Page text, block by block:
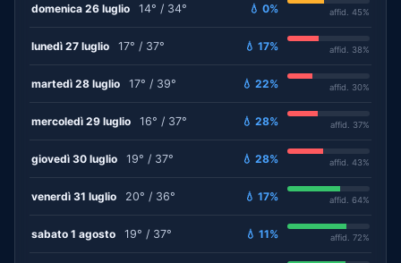
domenica 26 luglio 14° / 34° 💧 0% affid. 45%
lunedì 27 luglio 17° / 37° 💧 17% affid. 38%
martedì 28 luglio 17° / 39° 💧 22% affid. 30%
mercoledì 29 luglio 16° / 37° 💧 28% affid. 37%
giovedì 30 luglio 19° / 37° 💧 28% affid. 43%
venerdì 31 luglio 20° / 36° 💧 17% affid. 64%
sabato 1 agosto 19° / 37° 💧 11% affid. 72%